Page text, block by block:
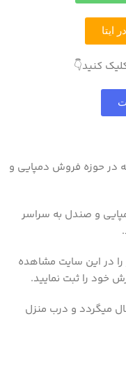
ایتا
کنید👇
از 10 سال است که در حوزه فروش دمپایی و
100 مدل انواع دمپایی و صندل به سراسر
را در این سایت مشاهده
خود را ثبت نمایید.
میگردد و درب منزل